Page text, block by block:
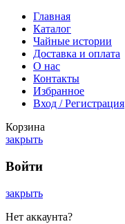
Главная
Каталог
Чайные истории
Доставка и оплата
О нас
Контакты
Избранное
Вход / Регистрация
Корзина
закрыть
Войти
закрыть
Нет аккаунта?